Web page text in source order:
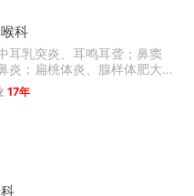
科
耳乳突炎、耳鸣耳聋；鼻窦
炎；扁桃体炎、腺样体肥大、
等耳鼻喉科常见病、多发病的
17年